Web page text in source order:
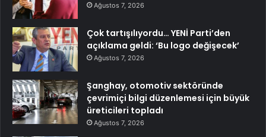
Ağustos 7, 2026
Çok tartışılıyordu… YENİ Parti’den
açıklama geldi: ‘Bu logo değişecek’
Ağustos 7, 2026
Şanghay, otomotiv sektöründe
çevrimiçi bilgi düzenlemesi için büyük
üreticileri topladı
Ağustos 7, 2026